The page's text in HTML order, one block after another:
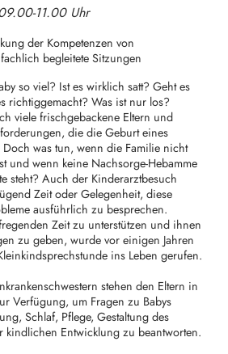
11.00 Uhr
der Kompetenzen von
begleitete Sitzungen
so viel? Ist es wirklich satt? Geht es
richtiggemacht? Was ist nur los?
viele frischgebackene Eltern und
die die Geburt eines
was tun, wenn die Familie nicht
und wenn keine Nachsorge-Hebamme
steht? Auch der Kinderarztbesuch
Zeit oder Gelegenheit, diese
ausführlich zu besprechen.
Zeit zu unterstützen und ihnen
zu geben, wurde vor einigen Jahren
ins Leben gerufen.
stehen den Eltern in
Verfügung, um Fragen zu Babys
Schlaf, Pflege, Gestaltung des
kindlichen Entwicklung zu beantworten.